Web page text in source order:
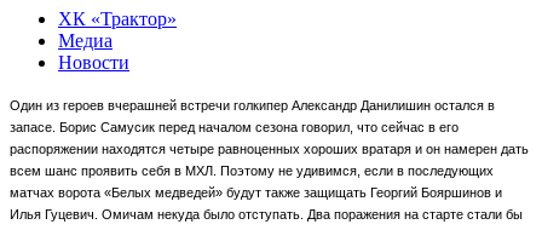
ХК «Трактор»
Медиа
Новости
Один из героев вчерашней встречи голкипер Александр Данилишин остался в
запасе. Борис Самусик перед началом сезона говорил, что сейчас в его
распоряжении находятся четыре равноценных хороших вратаря и он намерен дать
всем шанс проявить себя в МХЛ. Поэтому не удивимся, если в последующих
матчах ворота «Белых медведей» будут также защищать Георгий Бояршинов и
Илья Гуцевич. Омичам некуда было отступать. Два поражения на старте стали бы